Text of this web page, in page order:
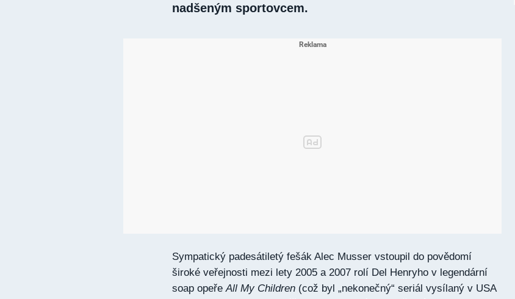
nadšeným sportovcem.
Sympatický padesátiletý fešák Alec Musser vstoupil do povědomí
široké veřejnosti mezi lety 2005 a 2007 rolí Del Henryho v legendární
soap opeře All My Children (což byl „nekonečný“ seriál vysílaný v USA